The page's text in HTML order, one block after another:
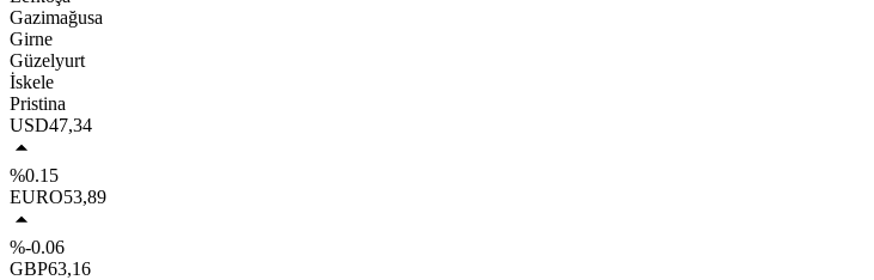
Gazimağusa
Girne
Güzelyurt
İskele
Pristina
USD47,34
%0.15
EURO53,89
%-0.06
GBP63,16